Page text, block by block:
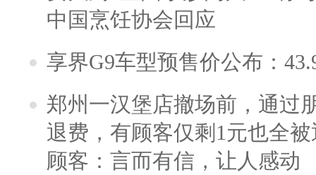
中国烹饪协会回应
享界G9车型预售价公布：
郑州一汉堡店撤场前，通过
退费，有顾客仅剩1元也全
顾客：言而有信，让人感动